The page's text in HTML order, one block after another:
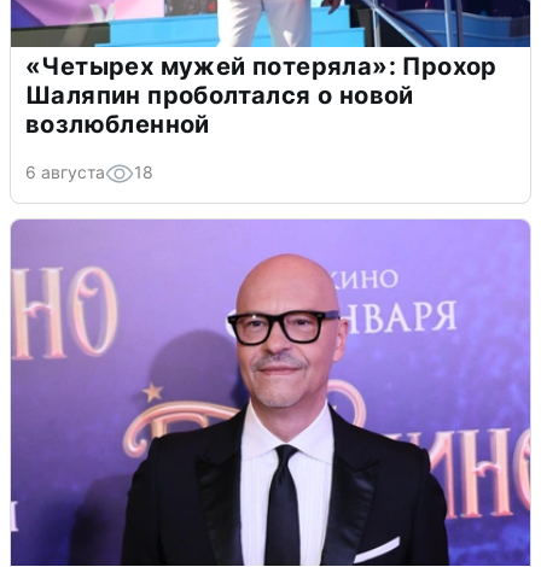
«Четырех мужей потеряла»: Прохор
Шаляпин проболтался о новой
возлюбленной
6 августа 18